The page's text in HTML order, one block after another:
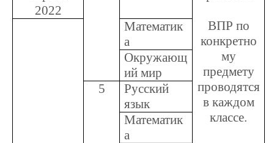
2022
ВПР по
конкретно
му
предмету
проводятся
в каждом
классе.
Математик
а
Окружающ
ий мир
5
Русский
язык
Математик
а